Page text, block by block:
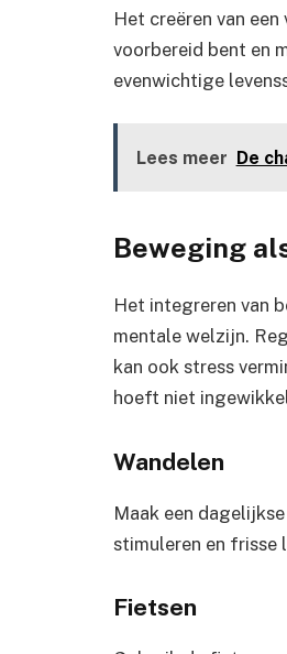
Het creëren van
voorbereid bent en
evenwichtige
Lees meer De
Beweging
Het integreren van
mentale welzijn.
kan ook stress
hoeft niet
Wandelen
Maak een
stimuleren en frisse
Fietsen